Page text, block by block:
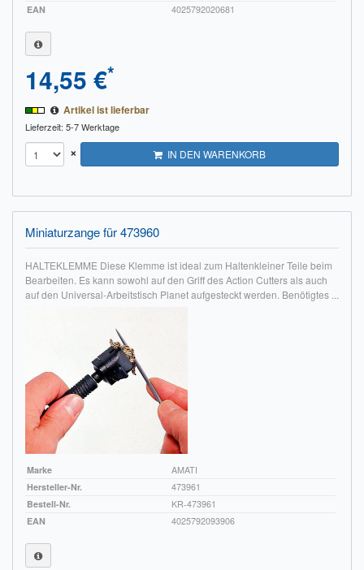
AGB und Kundeninformationen
Datenschutzerklärung
Hinweise zur Batterieentsorgung
Impressum
FAQ
ÜBER UNS
Unsere Philosophie
KONTAKT
MEIN KONTO
WARENKORB
EAN
4025792020681
14,55 €*
Artikel ist lieferbar
Lieferzeit: 5-7 Werktage
× IN DEN WARENKORB
Miniaturzange für 473960
HALTEKLEMME Diese Klemme ist ideal zum Haltenkleiner Teile beim
Bearbeiten. Es kann sowohl auf den Griff des Action Cutters als auch
auf den Universal-Arbeitstisch Planet aufgesteckt werden. Benötigtes ...
Marke
AMATI
Hersteller-Nr.
473961
Bestell-Nr.
KR-473961
EAN
4025792093906